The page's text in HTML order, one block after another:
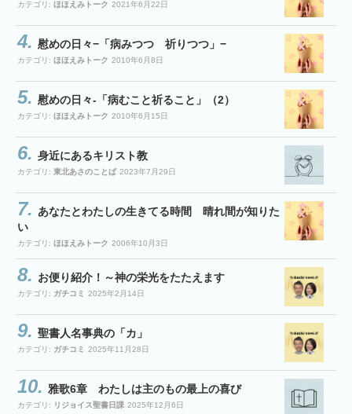
カテゴリ: ほほえみトーク 2021年6月22日
慰めの日々−「病みつつ 祈りつつ」−
カテゴリ: ほほえみトーク 2010年6月8日
慰めの日々-「病むこと祈ること」（2）
カテゴリ: ほほえみトーク 2010年6月15日
身近にあるキリスト教
カテゴリ: 東北あさのことば 2023年7月29日
あなたとわたしの生きてる時間 晴れ間が知りた
い
カテゴリ: ほほえみトーク 2006年10月3日
お便り紹介！～神の栄光をたたえます
カテゴリ: ガチコミ 2025年2月14日
聖書人名事典の「カ」
カテゴリ: ガチコミ 2025年11月28日
雅歌6章 わたしは主のもの最上の喜び
カテゴリ: リジョイス聖書日課 2025年12月6日